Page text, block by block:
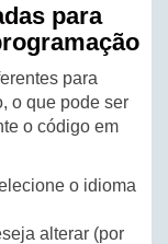
para
para
o que pode ser
o código em
o idioma
alterar (por